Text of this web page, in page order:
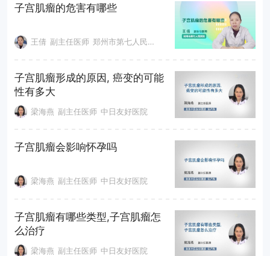
子宫肌瘤的危害有哪些
王倩 副主任医师 郑州市第七人民医院
子宫肌瘤形成的原因, 癌变的可能
性有多大
梁海燕 副主任医师 中日友好医院
子宫肌瘤会影响怀孕吗
梁海燕 副主任医师 中日友好医院
子宫肌瘤有哪些类型,子宫肌瘤怎
么治疗
梁海燕 副主任医师 中日友好医院